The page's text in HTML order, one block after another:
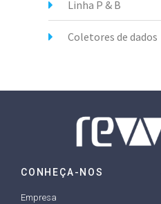
Linha P & B
Coletores de dados
CONHEÇA-NOS
Empresa